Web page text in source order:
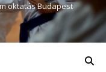
oktatás Budapest